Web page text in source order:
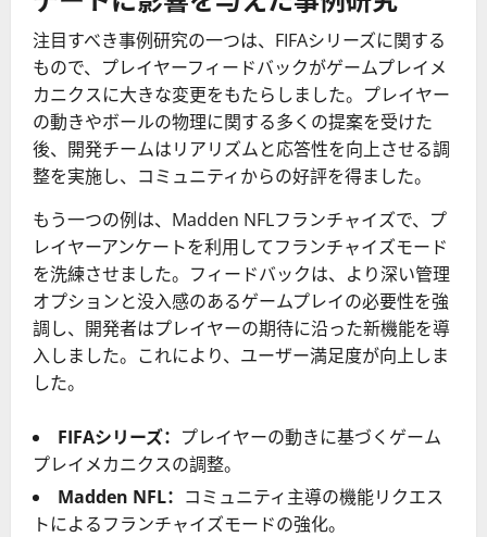
注目すべき事例研究の一つは、FIFAシリーズに関する
もので、プレイヤーフィードバックがゲームプレイメ
カニクスに大きな変更をもたらしました。プレイヤー
の動きやボールの物理に関する多くの提案を受けた
後、開発チームはリアリズムと応答性を向上させる調
整を実施し、コミュニティからの好評を得ました。
もう一つの例は、Madden NFLフランチャイズで、プ
レイヤーアンケートを利用してフランチャイズモード
を洗練させました。フィードバックは、より深い管理
オプションと没入感のあるゲームプレイの必要性を強
調し、開発者はプレイヤーの期待に沿った新機能を導
入しました。これにより、ユーザー満足度が向上しま
した。
FIFAシリーズ： プレイヤーの動きに基づくゲーム
プレイメカニクスの調整。
Madden NFL： コミュニティ主導の機能リクエス
トによるフランチャイズモードの強化。